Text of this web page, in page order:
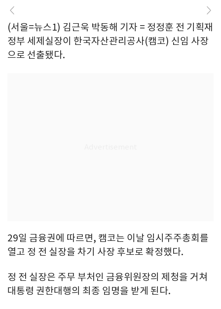
(서울=뉴스1) 김근욱 박동해 기자 = 정정훈 전 기획재
정부 세제실장이 한국자산관리공사(캠코) 신임 사장
으로 선출됐다.
29일 금융권에 따르면, 캠코는 이날 임시주주총회를
열고 정 전 실장을 차기 사장 후보로 확정했다.
정 전 실장은 주무 부처인 금융위원장의 제청을 거쳐
대통령 권한대행의 최종 임명을 받게 된다.